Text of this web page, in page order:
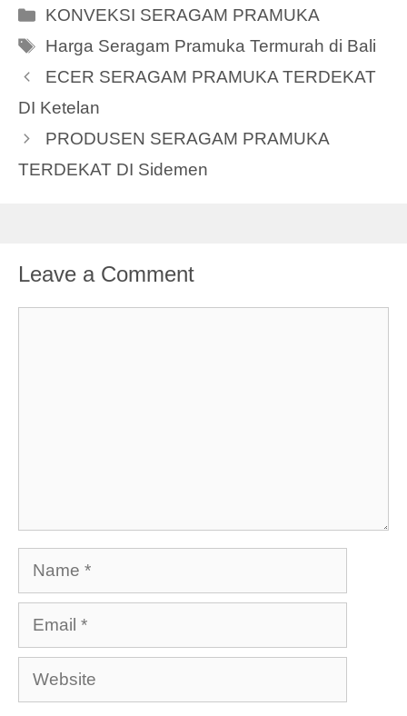
Categories
KONVEKSI SERAGAM PRAMUKA
Tags
Harga Seragam Pramuka Termurah di Bali
ECER SERAGAM PRAMUKA TERDEKAT
DI Ketelan
PRODUSEN SERAGAM PRAMUKA
TERDEKAT DI Sidemen
Leave a Comment
Name
Email
Website